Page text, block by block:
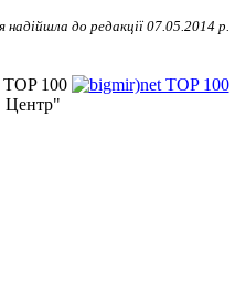
до редакції 07.05.2014 р.